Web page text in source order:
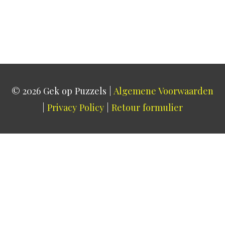
© 2026 Gek op Puzzels
Algemene Voorwaarden
Privacy Policy Retour formulier